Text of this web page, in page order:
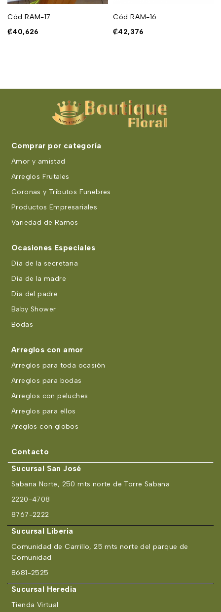
Cód RAM-17
₡40,626
Cód RAM-16
₡42,376
Comprar por categoría
Amor y amistad
Arreglos Frutales
Coronas y Tributos Funebres
Productos Empresariales
Variedad de Ramos
Ocasiones Especiales
Día de la secretaria
Día de la madre
Día del padre
Baby Shower
Bodas
Arreglos con amor
Arreglos para toda ocasión
Arreglos para bodas
Arreglos con peluches
Arreglos para ellos
Areglos con globos
Contacto
Sucursal San José
Sabana Norte, 250 mts norte de Torre Sabana
2220-4708
8767-2222
Sucursal Liberia
Comunidad de Carrillo, 25 mts norte del parque de
Comunidad
8681-2525
Sucursal Heredia
Tienda Virtual